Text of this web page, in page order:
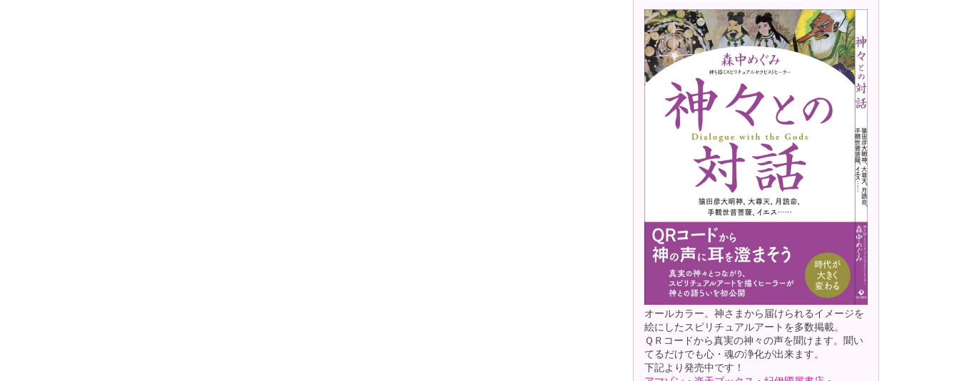
オールカラー。神さまから届けられるイメージを
絵にしたスピリチュアルアートを多数掲載。
ＱＲコードから真実の神々の声を聞けます。聞い
てるだけでも心・魂の浄化が出来ます。
下記より発売中です！